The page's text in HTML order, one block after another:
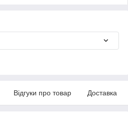
Відгуки про товар Доставка